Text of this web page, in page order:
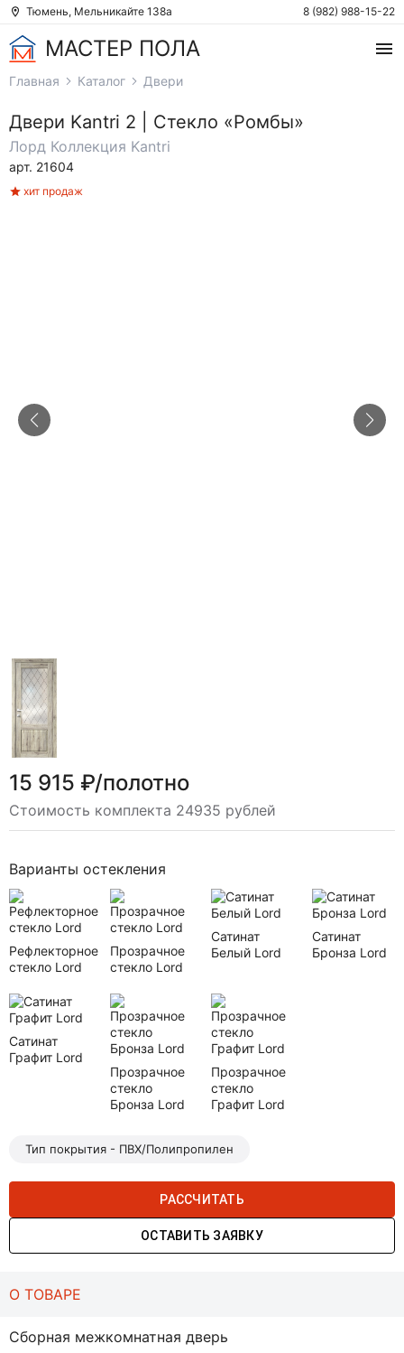
Тюмень, Мельникайте 138а 8 (982) 988-15-22
МАСТЕР ПОЛА
Главная Каталог Двери
Двери Kantri 2 | Стекло «Ромбы»
Лорд Коллекция Kantri
арт. 21604
хит продаж
15 915 ₽/полотно
Стоимость комплекта 24935 рублей
Варианты остекления
Рефлекторное
стекло Lord
Прозрачное
стекло Lord
Сатинат
Белый Lord
Сатинат
Бронза Lord
Сатинат
Графит Lord
Прозрачное
стекло
Бронза Lord
Прозрачное
стекло
Графит Lord
Тип покрытия - ПВХ/Полипропилен
РАССЧИТАТЬ
ОСТАВИТЬ ЗАЯВКУ
О ТОВАРЕ
Сборная межкомнатная дверь